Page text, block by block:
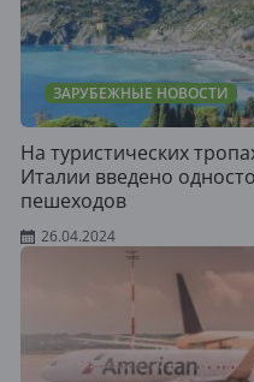
ЗАРУБЕЖНЫЕ НОВОСТИ
На туристических
Италии введено
пешеходов
26.04.2024